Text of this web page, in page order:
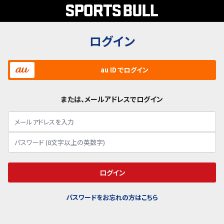
ログイン
au ID でログイン
または、メールアドレスでログイン
ログイン
パスワードをお忘れの方はこちら